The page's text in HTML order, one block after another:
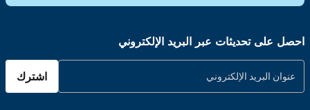
احصل على تحديثات عبر البريد الإلكتروني
اشترك